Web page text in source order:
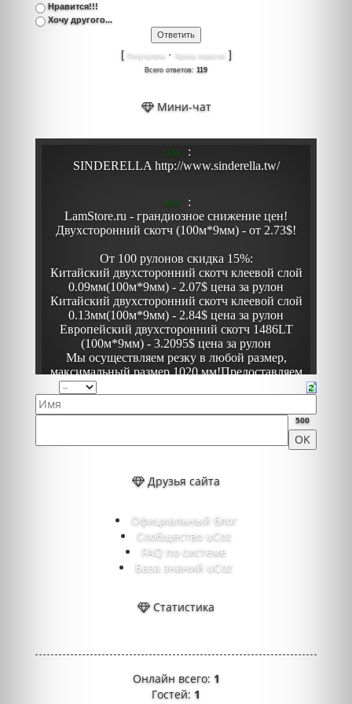
Нравится!!!
Хочу другого...
[ Результаты · Архив опросов]
Всего ответов: 119
Мини-чат
500
Друзья сайта
Официальный блог
Сообщество uCoz
FAQ по системе
База знаний uCoz
Статистика
Онлайн всего: 1
Гостей: 1